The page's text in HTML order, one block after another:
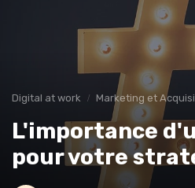
Digital at work Marketing et
L'importance
pour votre